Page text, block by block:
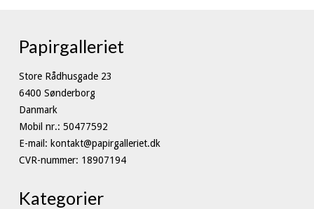
Papirgalleriet
Store Rådhusgade 23
6400 Sønderborg
Danmark
Mobil nr.: 50477592
E-mail : kontakt@papirgalleriet.dk
CVR-nummer: 18907194
Kategorier